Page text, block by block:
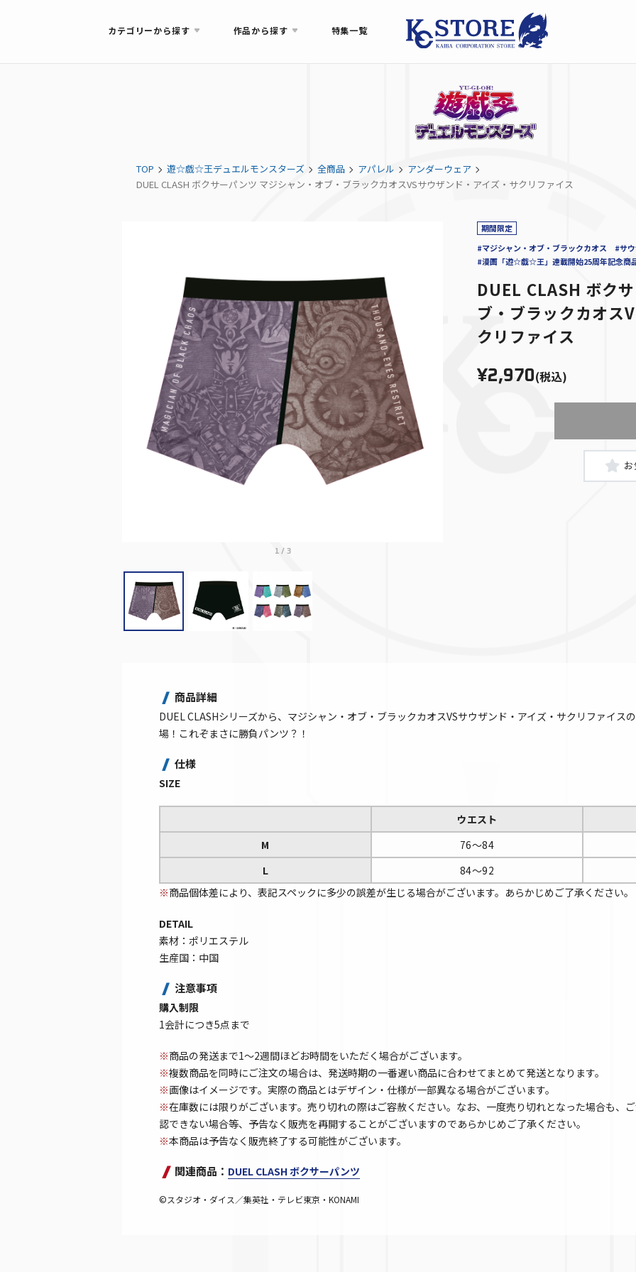
カテゴリーから探す 作品から探す 特集一覧
TOP 遊☆戯☆王デュエルモンスターズ 全商品 アパレル
アンダーウェア
DUEL CLASH ボクサーパンツ マジシャン・オブ・ブラックカオスVSサウザンド・アイズ・サクリファイス
1/ 3
期間限定
#マジシャン・オブ・ブラックカオス
#サ
#漫画「遊☆戯☆王」連載開始25周年記念商
DUEL CLASH ボク
ブ・ブラックカオス
クリファイス
¥2,970(税込)
商品詳細
DUEL CLASHシリーズから、マジシャン・オブ・ブラックカオスVSサウザンド・アイズ・サクリファイス
場！これぞまさに勝負パンツ？！
仕様
SIZE
ウエスト
M
76～84
L
84～92
※商品個体差により、表記スペックに多少の誤差が生じる場合がございます。あらかじめご了承ください。
DETAIL
素材：ポリエステル
生産国：中国
注意事項
購入制限
1会計につき5点まで
※商品の発送まで1～2週間ほどお時間をいただく場合がございます。
※複数商品を同時にご注文の場合は、発送時期の一番遅い商品に合わせてまとめて発送となります。
※画像はイメージです。実際の商品とはデザイン・仕様が一部異なる場合がございます。
※在庫数には限りがございます。売り切れの際はご容赦ください。なお、一度売り切れとなった場合も、
認できない場合等、予告なく販売を再開することがございますのであらかじめご了承ください。
※本商品は予告なく販売終了する可能性がございます。
関連商品： DUEL CLASH ボクサーパンツ
©スタジオ・ダイス／集英社・テレビ東京・KONAMI